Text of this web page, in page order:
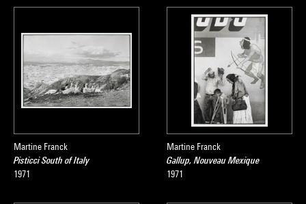
Martine Franck
Pisticci South of Italy
1971
Martine Franck
Gallup, Nouveau Mexique
1971